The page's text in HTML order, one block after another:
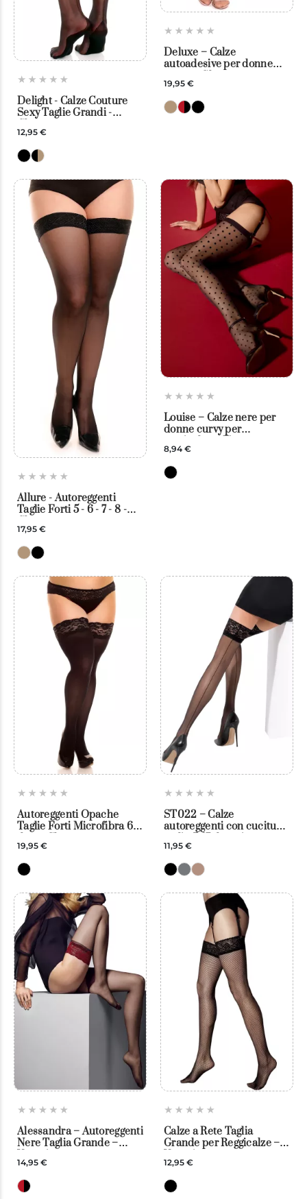
Delight - Calze Couture
Sexy Taglie Grandi -
12,95 €
Deluxe – Calze
autoadesive per donne
19,95 €
Allure - Autoreggenti
Taglie Forti 5 - 6 - 7 - 8 -
17,95 €
Louise – Calze nere per
donne curvy per
8,94 €
Autoreggenti Opache
Taglie Forti Microfibra 60
19,95 €
ST022 – Calze
autoreggenti con cucitura,
Passion
11,95 €
Alessandra – Autoreggenti
Nere Taglia Grande –
14,95 €
Calze a Rete Taglia
Grande per Reggicalze –
12,95 €